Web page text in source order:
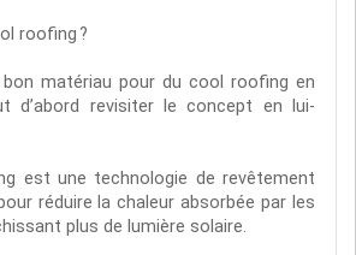
roofing ?
matériau pour du cool roofing en
d’abord revisiter le concept en lui-
est une technologie de revêtement
réduire la chaleur absorbée par les
plus de lumière solaire.